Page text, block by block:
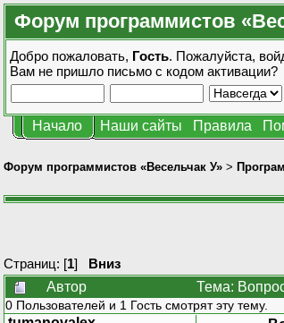
Форум программистов
Добро пожаловать, Гость. Пожалуйста,
Вам не пришло письмо с кодом активации?
Начало Наши сайты Правила
Форум программистов «Весельчак У» >
Страниц: [1] Вниз
Автор
Тема:
0 Пользователей и 1 Гость смотрят эту тему.